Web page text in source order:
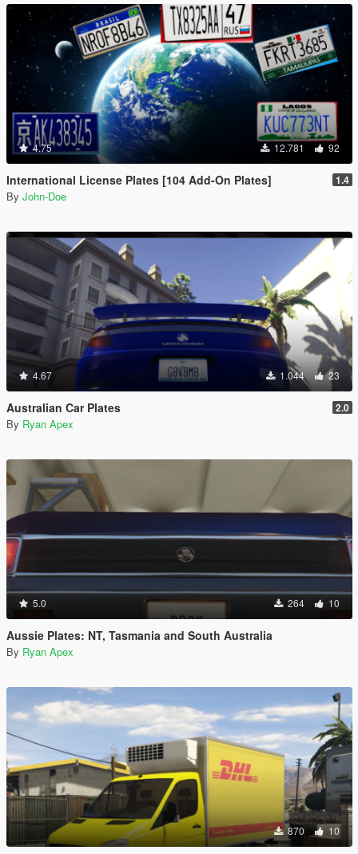
4.75 12.781 92
International License Plates [104 Add-On Plates] 1.4
By John-Doe
4.67 1.044 23
Australian Car Plates 2.0
By Ryan Apex
5.0 264 10
Aussie Plates: NT, Tasmania and South Australia
By Ryan Apex
870 10